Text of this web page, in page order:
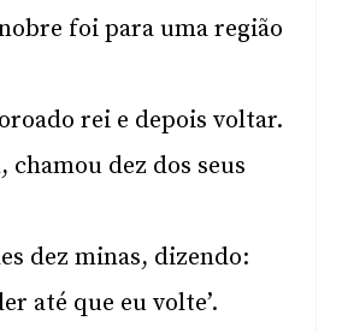
foi para uma região
rei e depois voltar.
chamou dez dos seus
dez minas, dizendo:
até que eu volte’.